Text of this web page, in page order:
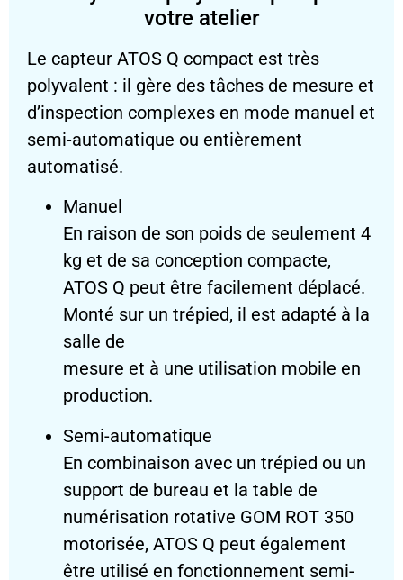
votre atelier
Le capteur ATOS Q compact est très
polyvalent : il gère des tâches de mesure et
d’inspection complexes en mode manuel et
semi-automatique ou entièrement
automatisé.
Manuel
En raison de son poids de seulement 4
kg et de sa conception compacte,
ATOS Q peut être facilement déplacé.
Monté sur un trépied, il est adapté à la
salle de
mesure et à une utilisation mobile en
production.
Semi-automatique
En combinaison avec un trépied ou un
support de bureau et la table de
numérisation rotative GOM ROT 350
motorisée, ATOS Q peut également
être utilisé en fonctionnement semi-